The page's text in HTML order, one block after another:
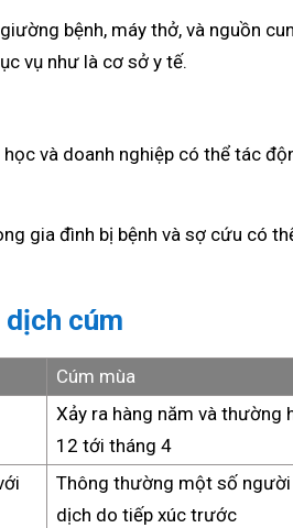
bệnh, máy thở, và nguồn
vụ như là cơ sở y tế.
và doanh nghiệp có thể tác
gia đình bị bệnh và sợ cứu có
dịch cúm
Cúm mùa
Xảy ra hàng năm và thường
12 tới tháng 4
Thông thường một số người
dịch do tiếp xúc trước